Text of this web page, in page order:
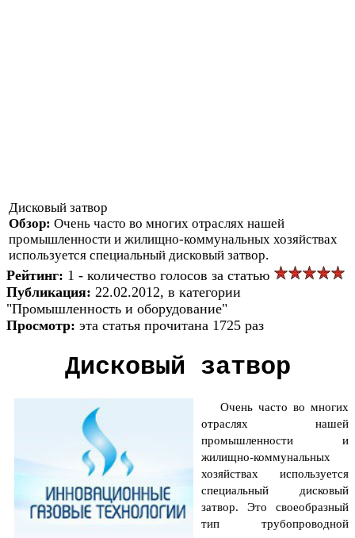
Дисковый затвор
Обзор: Очень часто во многих отраслях нашей
промышленности и жилищно-коммунальных хозяйствах
используется специальный дисковый затвор.
Рейтинг: 1 - количество голосов за статью
Публикация: 22.02.2012, в категории
"Промышленность и оборудование"
Просмотр: эта статья прочитана 1725 раз
Дисковый затвор
Очень часто во многих
отраслях нашей
промышленности и
жилищно-коммунальных
хозяйствах используется
специальный дисковый
затвор. Это своеобразный
тип трубопроводной